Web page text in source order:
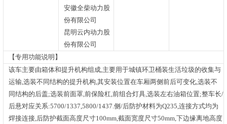
安徽全柴动力股
份有限公司
昆明云内动力股
份有限公司
【专用功能说明】
该车主要由箱体和提升机构组成,主要用于城镇环卫桶装生活垃圾的收集与
运输,选装不同结构的提升机构,其安装位置在车厢两侧前后可变化,选装不
同结构的后盖;选装前面罩,前保险杠,前组合灯具,选装左右油箱位置;整车长/
后悬对应关系:5700/1337,5800/1437.侧/后防护材料为Q235,连接方式均为
焊接连接,后防护截面高度尺寸100mm,截面宽度尺寸50mm,下边缘离地高度